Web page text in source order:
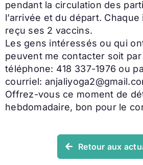
pendant la circulation des
l’arrivée et du départ.
reçu ses 2 vaccins.
Les gens intéressés ou qui
peuvent me contacter soit par
téléphone: 418 337-1976 ou
courriel:
Offrez-vous ce moment de
hebdomadaire, bon pour le
Retour aux